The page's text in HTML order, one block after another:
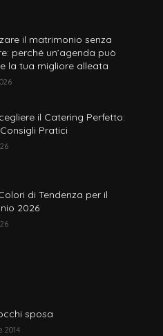
scelte
nella
prodotto
il matrimonio senza
perché un’agenda può
la tua migliore alleata
il Catering Perfetto:
Pratici
di Tendenza per il
2026
sposa
2014